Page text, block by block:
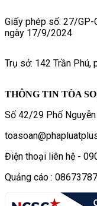
Giấy phép số: 27/GP-
ngày 17/9/2024
Trụ sở: 142 Trần Phú,
THÔNG TIN TÒA
Số 42/29 Phố Nguyễn
Điện thoại liên hệ -
Quảng cáo :